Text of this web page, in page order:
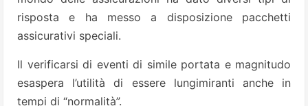
risposta e ha messo a disposizione pacchetti
assicurativi speciali.
Il verificarsi di eventi di simile portata e magnitudo
esaspera l’utilità di essere lungimiranti anche in
tempi di “normalità”.